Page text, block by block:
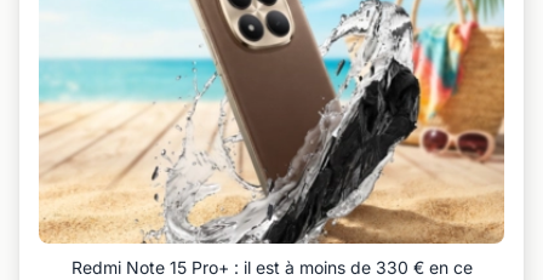
Redmi Note 15 Pro+ : il est à moins de 330 € en ce